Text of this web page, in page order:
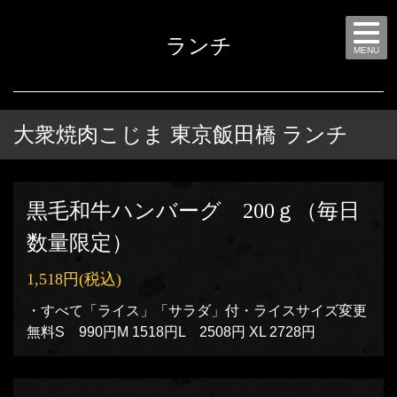
MENU
ランチ
大衆焼肉こじま 東京飯田橋 ランチ
黒毛和牛ハンバーグ 200ｇ（毎日
数量限定）
1,518円(税込)
・すべて「ライス」「サラダ」付・ライスサイズ変更
無料S 990円M 1518円L 2508円 XL 2728円